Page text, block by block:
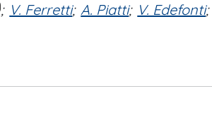
; V. Ferretti; A. Piatti; V. Edefonti;